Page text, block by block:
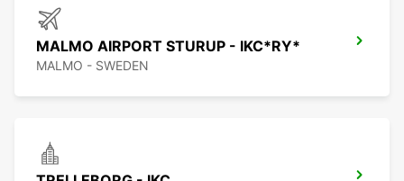
MALMO AIRPORT STURUP - IKC*RY*
MALMO - SWEDEN